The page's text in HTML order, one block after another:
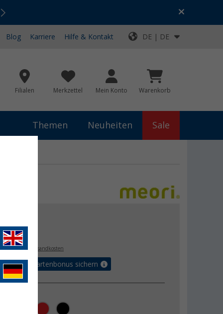
Top-Deals für dein Abenteuer!
Blog Karriere Hilfe & Kontakt DE | DE
Filialen Merkzettel Mein Konto Warenkorb
Themen Neuheiten Sale
€
zzgl. Versandkosten
Vorteilskartenbonus sichern